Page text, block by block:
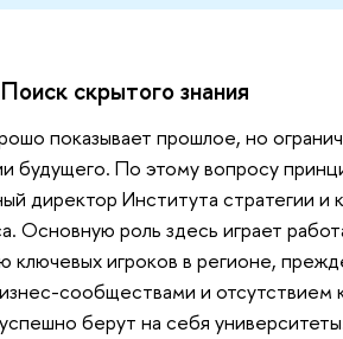
скрытого знания
показывает прошлое, но
будущего. По этому вопросу
директор Института стратегии и
Основную роль здесь играет
ключевых игроков в регионе,
сообществами и отсутствием
берут на себя